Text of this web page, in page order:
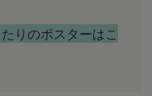
りのポスターはこ